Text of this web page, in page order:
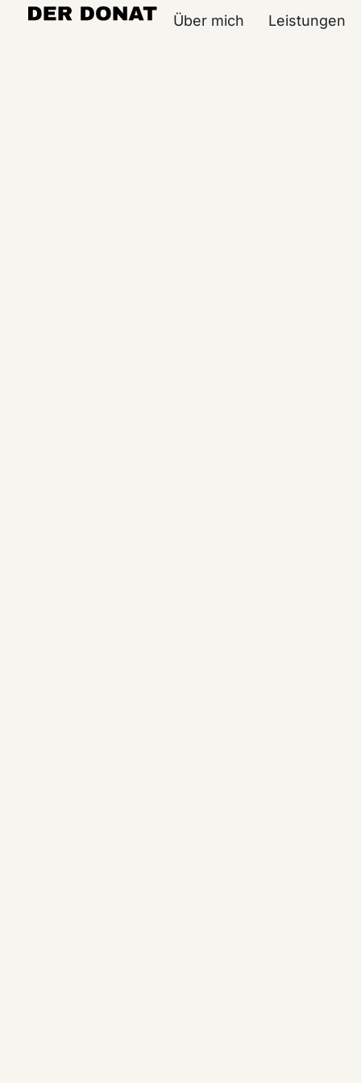
Über mich Leistungen